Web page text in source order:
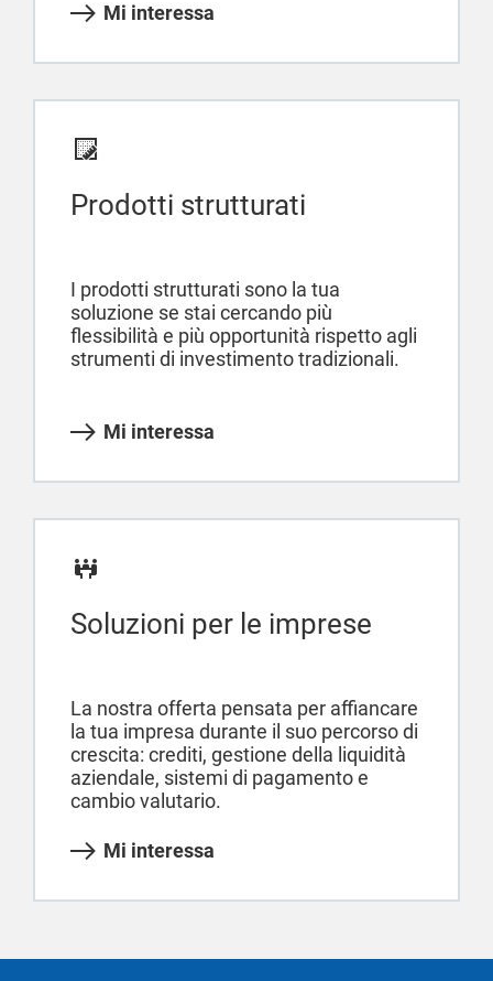
Mi interessa
Prodotti strutturati
I prodotti strutturati sono la tua
soluzione se stai cercando più
flessibilità e più opportunità rispetto agli
strumenti di investimento tradizionali.
Mi interessa
Soluzioni per le imprese
La nostra offerta pensata per affiancare
la tua impresa durante il suo percorso di
crescita: crediti, gestione della liquidità
aziendale, sistemi di pagamento e
cambio valutario.
Mi interessa